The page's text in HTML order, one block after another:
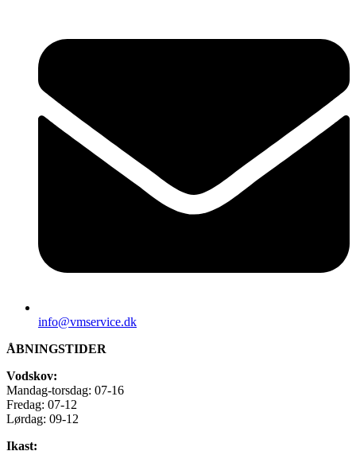
info@vmservice.dk
ÅBNINGSTIDER
Vodskov:
Mandag-torsdag: 07-16
Fredag: 07-12
Lørdag: 09-12
Ikast: